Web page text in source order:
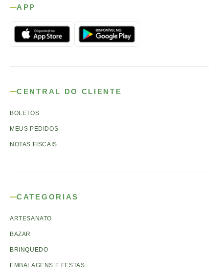
APP
CENTRAL DO CLIENTE
BOLETOS
MEUS PEDIDOS
NOTAS FISCAIS
CATEGORIAS
ARTESANATO
BAZAR
BRINQUEDO
EMBALAGENS E FESTAS